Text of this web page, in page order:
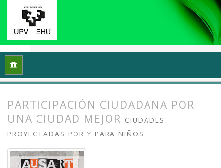
Inicio
PARTICIPACIÓN CIUDADANA POR
UNA CIUDAD MEJOR CIUDADES
PROYECTADAS POR Y PARA NIÑOS